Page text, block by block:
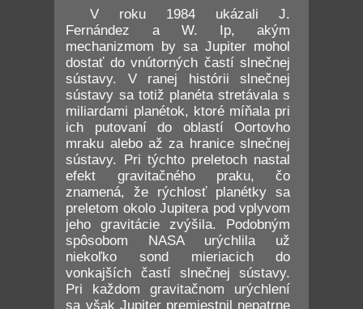
V roku 1984 ukázali J.
Fernández a W. Ip, akým
mechanizmom by sa Jupiter mohol
dostať do vnútorných častí slnečnej
sústavy. V ranej histórii slnečnej
sústavy sa totiž planéta stretávala s
miliardami planétok, ktoré míňala pri
ich putovaní do oblastí Oortovho
mraku alebo až za hranice slnečnej
sústavy. Pri týchto preletoch nastal
efekt gravitačného praku, čo
znamená, že rýchlosť planétky sa
preletom okolo Jupitera pod vplyvom
jeho gravitácie zvýšila. Podobným
spôsobom NASA urýchlila už
niekoľko sond mieriacich do
vonkajších častí slnečnej sústavy.
Pri každom gravitačnom urýchlení
sa však Jupiter premiestnil nepatrne